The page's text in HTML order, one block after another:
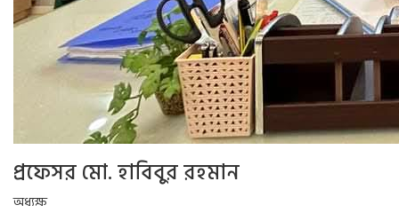
প্রফেসর মো. হাবিবুর রহমান
অধ্যক্ষ